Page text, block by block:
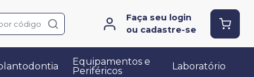
código
Faça seu login
ou cadastre-se
Equipamentos e
Periféricos
Laboratório